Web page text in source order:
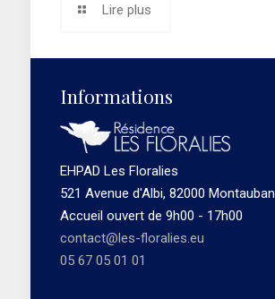
Lire plus
Informations
EHPAD Les Floralies
521 Avenue d'Albi, 82000 Montauban
Accueil ouvert de 9h00 - 17h00
contact@les-floralies.eu
05 67 05 01 01